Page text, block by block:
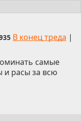
В конец треда |
самые
и расы за всю